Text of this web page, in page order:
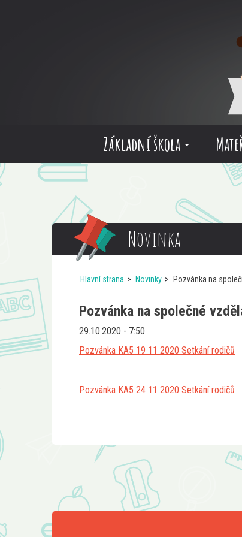
Základní škola
Novinka
Hlavní strana Novinky Pozvánka na
Pozvánka na společné
29.10.2020 - 7:50
Pozvánka KA5 19 11 2020 Setkání rodičů
Pozvánka KA5 24 11 2020 Setkání rodičů